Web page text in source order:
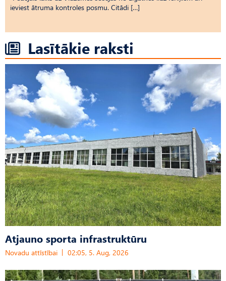
ieviest ātruma kontroles posmu. Citādi […]
Lasītākie raksti
Atjauno sporta infrastruktūru
Novadu attīstībai 02:05, 5. Aug, 2026